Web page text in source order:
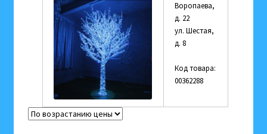
Воропаева,
д. 22
ул. Шестая,
д. 8
Код товара:
00362288